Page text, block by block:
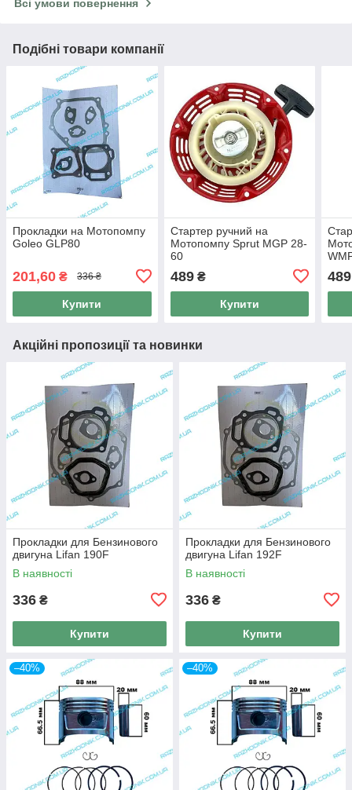
Всі умови повернення
Подібні товари компанії
Прокладки на Мотопомпу
Goleo GLP80
201,60 ₴ 336 ₴
Купити
Стартер ручний на
Мотопомпу Sprut MGP 28-
60
489₴
Купити
489
Акційні пропозиції та новинки
Прокладки для Бензинового
двигуна Lifan 190F
В наявності
336 ₴
Купити
Прокладки для Бензинового
двигуна Lifan 192F
В наявності
336 ₴
Купити
–40% –40%